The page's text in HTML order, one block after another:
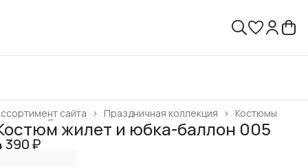
Костюмы
Праздничная коллекция ›
сайта ›
Готовая продукция ›
жилет и юбка-баллон 005
390 ₽